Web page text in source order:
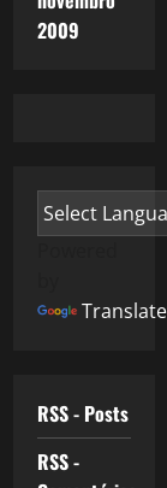
2009
Translate
RSS - Posts
RSS -